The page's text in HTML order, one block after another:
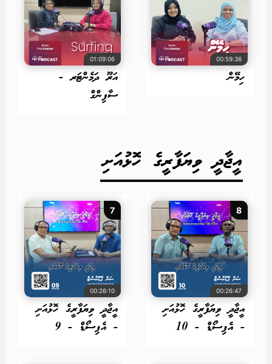
00:59:36
ހިމޭން
01:09:06
އަރޫ ދަމެންޓަރ -
ސާފިންގް
އީޖާދީ ވިޔަފާރީގެ ހޮޅުއަށި
8
00:26:47
އީޖާދީ ވިޔަފާރީގެ ހޮޅުއަށި
- އެޕިސޯޑް - 10
7
00:26:10
އީޖާދީ ވިޔަފާރީގެ ހޮޅުއަށި
- އެޕިސޯޑް - 9